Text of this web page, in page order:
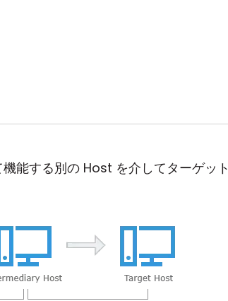
能する別の Host を介してターゲット